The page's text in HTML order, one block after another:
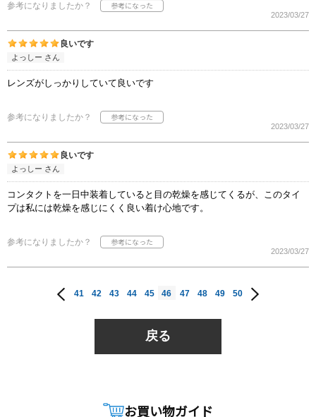
参考になりましたか？
2023/03/27
良いです
よっしー さん
レンズがしっかりしていて良いです
参考になりましたか？
2023/03/27
良いです
よっしー さん
コンタクトを一日中装着していると目の乾燥を感じてくるが、このタイ
プは私には乾燥を感じにくく良い着け心地です。
参考になりましたか？
2023/03/27
41 42 43 44 45 46 47 48 49 50
戻る
お買い物ガイド